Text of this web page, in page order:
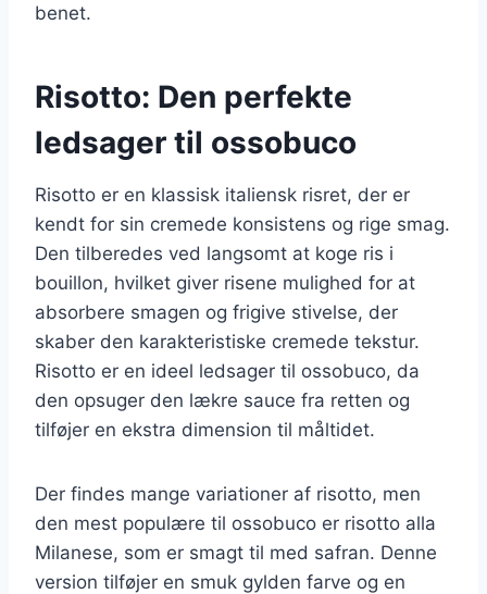
benet.
Risotto: Den perfekte
ledsager til ossobuco
Risotto er en klassisk italiensk risret, der er
kendt for sin cremede konsistens og rige smag.
Den tilberedes ved langsomt at koge ris i
bouillon, hvilket giver risene mulighed for at
absorbere smagen og frigive stivelse, der
skaber den karakteristiske cremede tekstur.
Risotto er en ideel ledsager til ossobuco, da
den opsuger den lækre sauce fra retten og
tilføjer en ekstra dimension til måltidet.
Der findes mange variationer af risotto, men
den mest populære til ossobuco er risotto alla
Milanese, som er smagt til med safran. Denne
version tilføjer en smuk gylden farve og en